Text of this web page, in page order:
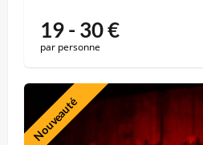
19 - 30€
par personne
Nouveauté